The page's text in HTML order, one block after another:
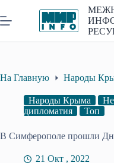
к
сути
На Главную Народы
Народы Крыма
дипломатия
Топ
В Симферополе прошли
21 Окт , 2022